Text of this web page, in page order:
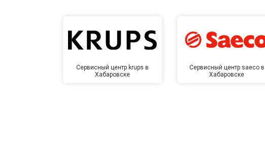
Сервисный центр krups в
Хабаровске
Сервисный центр saeco в
Хабаровске